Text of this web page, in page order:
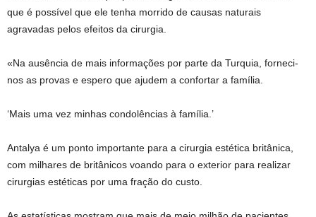
que é possível que ele tenha morrido de causas naturais
agravadas pelos efeitos da cirurgia.
«Na ausência de mais informações por parte da Turquia, forneci-
nos as provas e espero que ajudem a confortar a família.
‘Mais uma vez minhas condolências à família.’
Antalya é um ponto importante para a cirurgia estética britânica,
com milhares de britânicos voando para o exterior para realizar
cirurgias estéticas por uma fração do custo.